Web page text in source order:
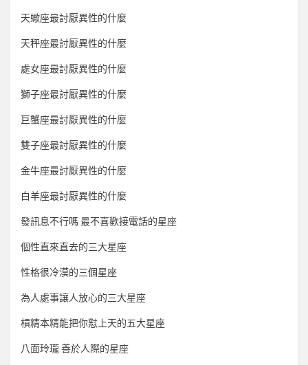
天蠍座最討厭異性的什麼
天秤座最討厭異性的什麼
處女座最討厭異性的什麼
獅子座最討厭異性的什麼
巨蟹座最討厭異性的什麼
雙子座最討厭異性的什麼
金牛座最討厭異性的什麼
白羊座最討厭異性的什麼
發訊息不行嗎 最不喜歡接電話的星座
個性直來直去的三大星座
性格很冷漠的三個星座
為人處事讓人放心的三大星座
槓精本精能把你懟上天的五大星座
八面玲瓏 善於人際的星座